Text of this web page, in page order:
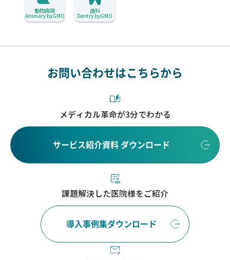
動物病院
Animary byGMO
歯科
Dentry byGMO
お問い合わせはこちらから
メディカル革命が3分でわかる
サービス紹介資料 ダウンロード
課題解決した医院様をご紹介
導入事例集ダウンロード